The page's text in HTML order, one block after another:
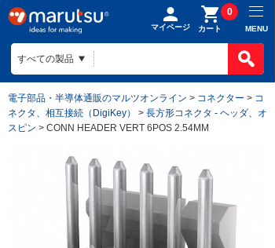
マイページ カート
0
MENU
電子部品・半導体通販のマルツオンライン > コネクター > コ
ネクタ、相互接続（DigiKey）
> 長方形コネクタ - ヘッダ、オ
スピン > CONN HEADER VERT 6POS 2.54MM